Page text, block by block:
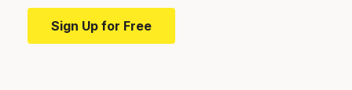
Sign Up for Free